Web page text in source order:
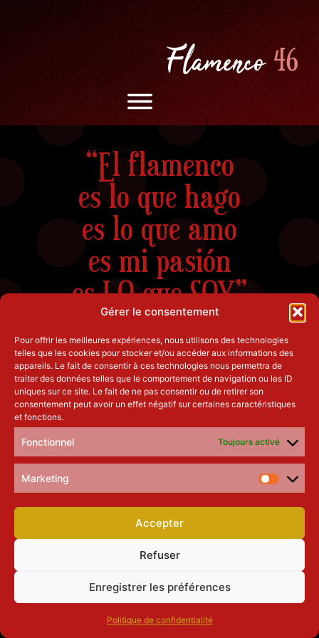
Gérer le consentement
Pour offrir les meilleures expériences, nous utilisons des technologies
telles que les cookies pour stocker et/ou accéder aux informations des
appareils. Le fait de consentir à ces technologies nous permettra de
traiter des données telles que le comportement de navigation ou les ID
uniques sur ce site. Le fait de ne pas consentir ou de retirer son
consentement peut avoir un effet négatif sur certaines caractéristiques
et fonctions.
Fonctionnel Toujours activé
Marketing
Accepter
Refuser
Enregistrer les préférences
Politique de confidentialité
Flamenco N1
“El flamenco
es lo que hago
es lo que amo
es mi pasión
es LO que SOY”
© Copyright 2025 Flamenco 46 –Mentions Légales–Politiques de
confidentialité
Ecrit, dansé et chanté par Ré – Sylvain Andraud – Graphiste & web Designer